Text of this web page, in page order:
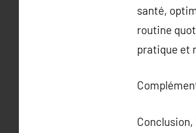
santé,
routine
pratique et